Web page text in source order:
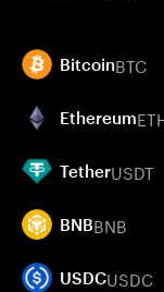
BitcoinBTC
Ethereum
TetherUSDT
BNBBNB
USDCUSDC